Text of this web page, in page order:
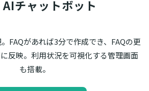
AIチャットボット
FAQがあれば3分で作成でき、FAQの更
反映。利用状況を可視化する管理画面
も搭載。